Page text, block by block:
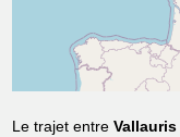
Le trajet entreVallauris